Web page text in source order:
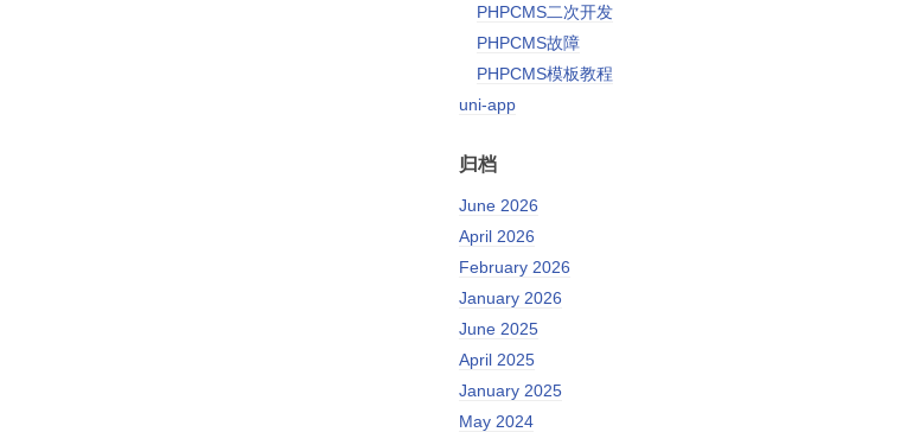
PHPCMS二次开发
PHPCMS故障
PHPCMS模板教程
uni-app
归档
June 2026
April 2026
February 2026
January 2026
June 2025
April 2025
January 2025
May 2024